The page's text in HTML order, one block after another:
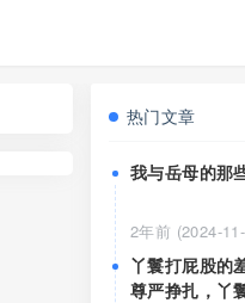
热门文章
我与岳母的那
2年前 (2024-
丫鬟打屁股的
尊严挣扎，丫